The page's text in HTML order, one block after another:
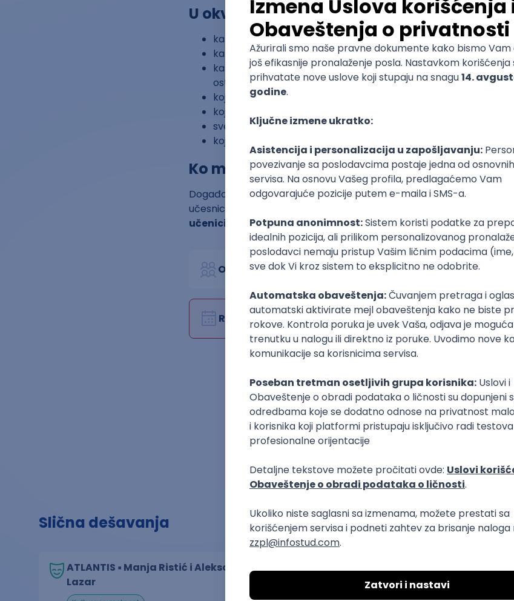
U okviru kampa naučićete:
kako samostalno da uređujete Vikipediju
kako da ilustrujete članke na Vikipediji
kako da uvećate broj slobodnih fotografija prirodnih i kulturnih
ostavi
koja korisnička prava postoje na Vikipediji
koja je uloga Vikimedije Srbije u širenju slobodnog znanja i kako
sve o Viki ambasadorima i kako možete da im se pridružite
koje alate možete koristiti prilikom realizacije obrazovnog
Ko može da se prijavi?
Događaji Vikimedije Srbije su otvoreniza sve dobrovoljce, ali
učesnicima koji namerevaju da se uključe u tim obrazovnog
učenici završne godine srednjih škola i studenti. Od učesnika
OrganizatorVikimedija Srbije
Rok za prijavu23. jun 2024.
Sačuvaj dešavanje
Slična dešavanja
ATLANTIS ▪︎ Manja Ristić i Aleksandar
Lazar